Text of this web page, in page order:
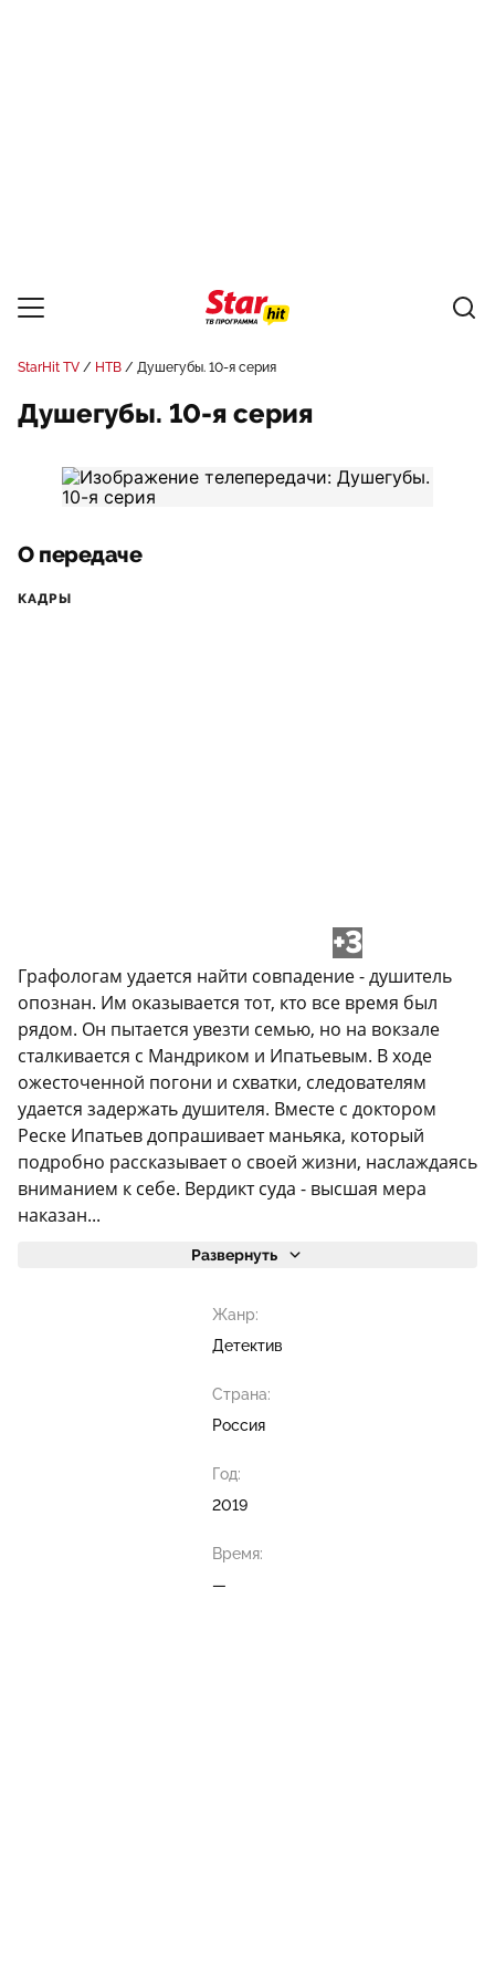
StarHit TV НТВ Душегубы. 10-я серия
Душегубы. 10-я серия
О передаче
КАДРЫ
+3
Графологам удается найти совпадение - душитель
опознан. Им оказывается тот, кто все время был
рядом. Он пытается увезти семью, но на вокзале
сталкивается с Мандриком и Ипатьевым. В ходе
ожесточенной погони и схватки, следователям
удается задержать душителя. Вместе с доктором
Реске Ипатьев допрашивает маньяка, который
подробно рассказывает о своей жизни, наслаждаясь
вниманием к себе. Вердикт суда - высшая мера
наказан...
Развернуть
Жанр:
Детектив
Страна:
Россия
Год:
2019
Время:
—